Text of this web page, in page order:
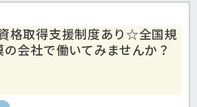
格取得支援制度あり☆全国規
の会社で働いてみませんか？